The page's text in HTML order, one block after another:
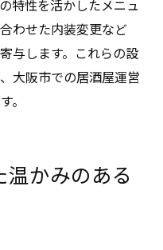
特性を活かしたメニュ
わせた内装変更など
与します。これらの設
大阪市での居酒屋運営
。
かみのある